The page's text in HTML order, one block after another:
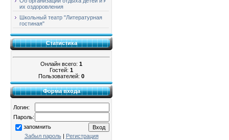
их оздоровления
Школьный театр "Литературная
гостиная"
Статистика
Онлайн всего: 1
Гостей: 1
Пользователей: 0
Форма входа
Логин:
Пароль:
запомнить
Забыл пароль| Регистрация